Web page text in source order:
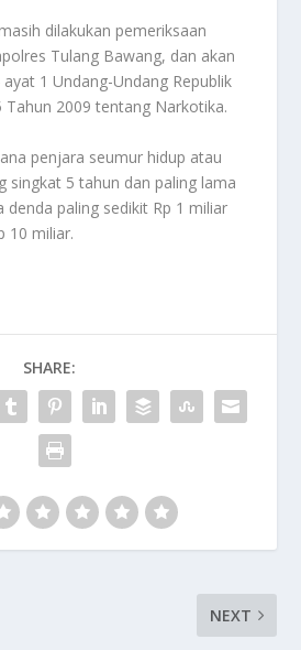
dilakukan pemeriksaan
Tulang Bawang, dan akan
1 Undang-Undang Republik
2009 tentang Narkotika.
penjara seumur hidup atau
singkat 5 tahun dan paling lama
denda paling sedikit Rp 1 miliar
10 miliar.
SHARE:
NEXT